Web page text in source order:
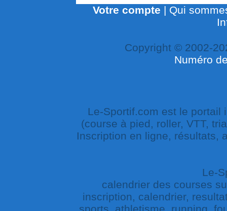
Votre compte | Qui
Copyright © 2002-
Numéro
Le-Sportif.com est le portail
(course à pied, roller, VTT,
Inscription en ligne, résultats,
Le-
calendrier des courses
inscription, calendrier,